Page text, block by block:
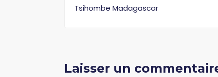
Tsihombe Madagascar
Laisser un